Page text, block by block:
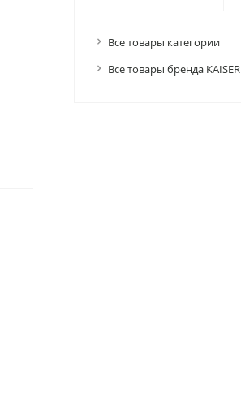
Все товары категории
Все товары бренда KAISER